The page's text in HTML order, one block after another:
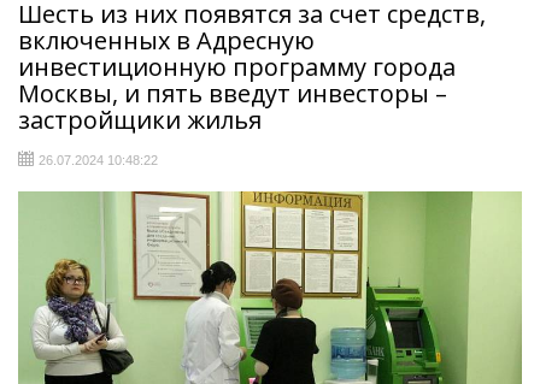
Шесть из них появятся за счет средств,
включенных в Адресную
инвестиционную программу города
Москвы, и пять введут инвесторы –
застройщики жилья
26.07.2024 10:48:22